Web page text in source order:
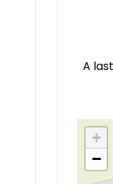
A
+
−